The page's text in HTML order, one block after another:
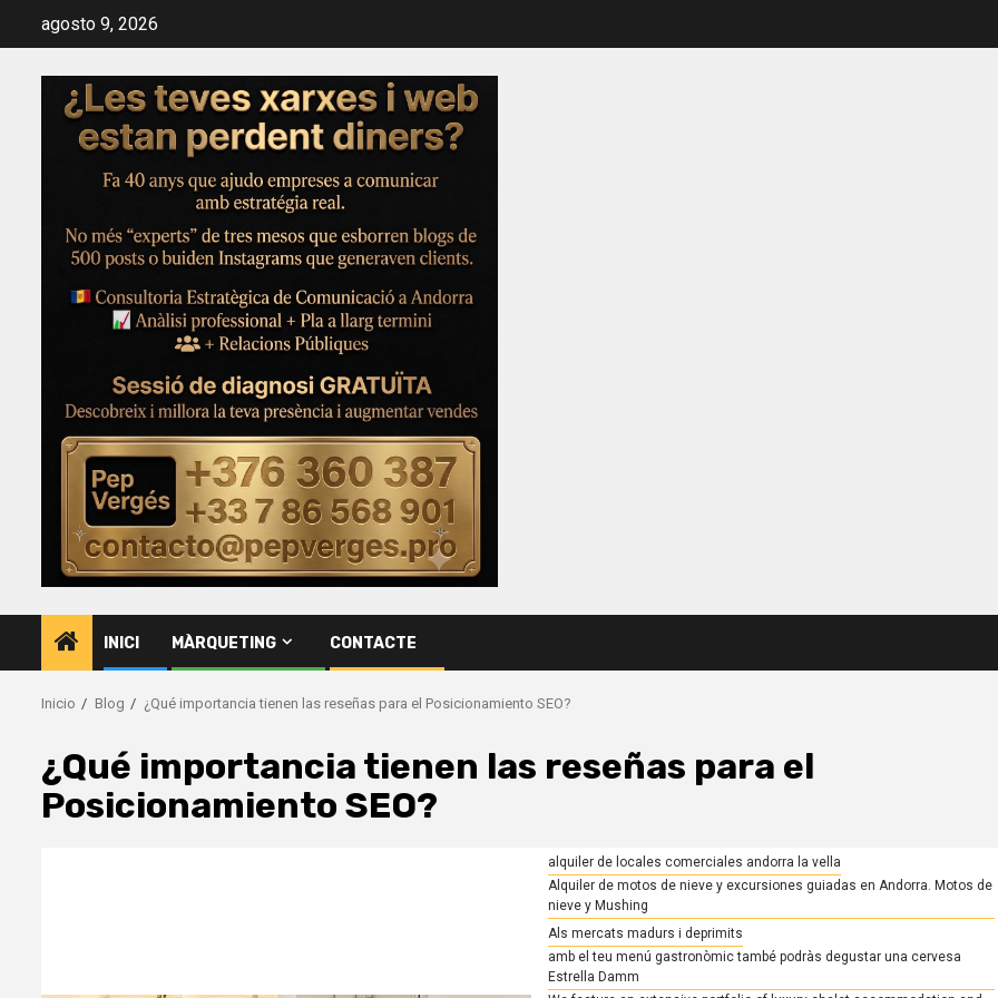
agosto 9, 2026
INICI MÀRQUETING CONTACTE
Inicio Blog ¿Qué importancia tienen las reseñas para el Posicionamiento SEO?
¿Qué importancia tienen las reseñas para el
Posicionamiento SEO?
alquiler de locales comerciales andorra la vella
Alquiler de motos de nieve y excursiones guiadas en Andorra. Motos de
nieve y Mushing
Als mercats madurs i deprimits
amb el teu menú gastronòmic també podràs degustar una cervesa
Estrella Damm